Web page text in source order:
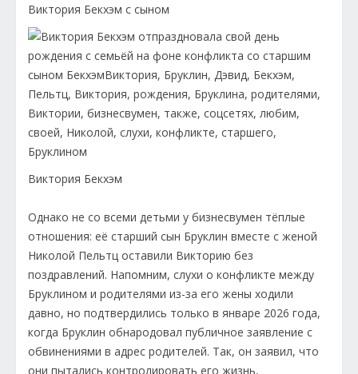
Виктория Бекхэм с сыном
Виктория Бекхэм
Однако не со всеми детьми у бизнесвумен тёплые
отношения: её старший сын Бруклин вместе с женой
Николой Пельтц оставили Викторию без
поздравлений. Напомним, слухи о конфликте между
Бруклином и родителями из-за его жены ходили
давно, но подтвердились только в январе 2026 года,
когда Бруклин обнародовал публичное заявление с
обвинениями в адрес родителей. Так, он заявил, что
они пытались контролировать его жизнь,